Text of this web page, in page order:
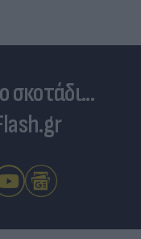
σκοτάδι...